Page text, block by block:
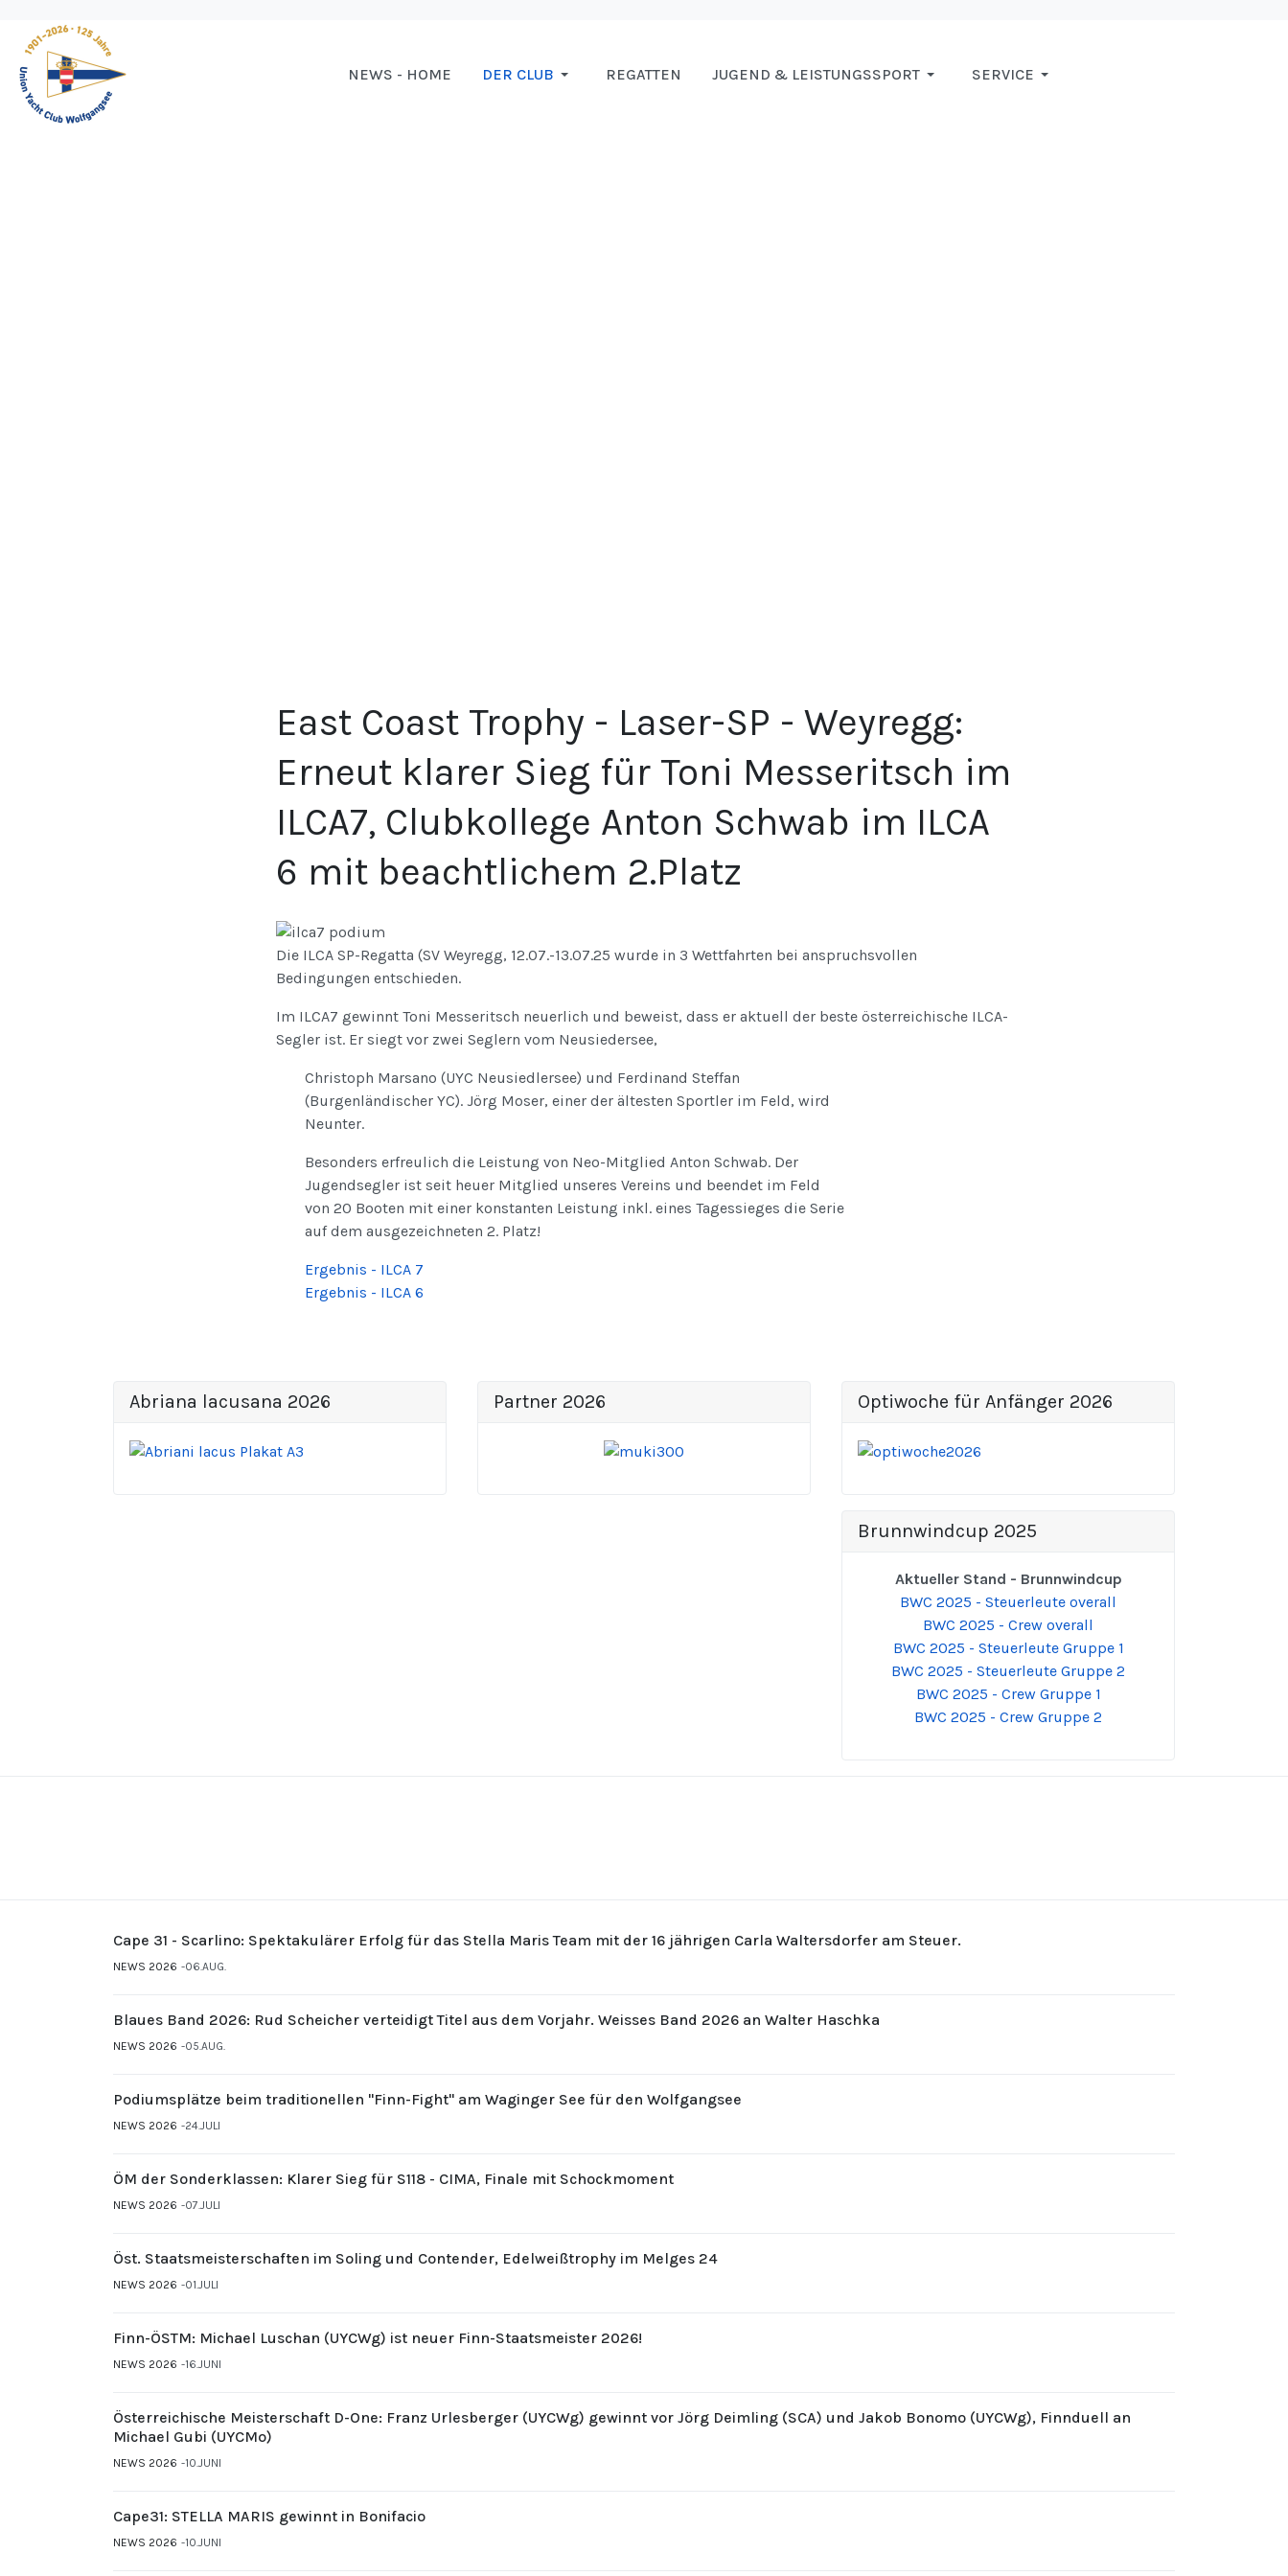
NEWS - HOME DER CLUB REGATTEN JUGEND & LEISTUNGSSPORT SERVICE
East Coast Trophy - Laser-SP - Weyregg:
Erneut klarer Sieg für Toni Messeritsch im
ILCA7, Clubkollege Anton Schwab im ILCA
6 mit beachtlichem 2.Platz
Die ILCA SP-Regatta (SV Weyregg, 12.07.-13.07.25 wurde in 3 Wettfahrten bei anspruchsvollen
Bedingungen entschieden.
Im ILCA7 gewinnt Toni Messeritsch neuerlich und beweist, dass er aktuell der beste österreichische ILCA-
Segler ist. Er siegt vor zwei Seglern vom Neusiedersee,
Christoph Marsano (UYC Neusiedlersee) und Ferdinand Steffan
(Burgenländischer YC). Jörg Moser, einer der ältesten Sportler im Feld, wird
Neunter.
Besonders erfreulich die Leistung von Neo-Mitglied Anton Schwab. Der
Jugendsegler ist seit heuer Mitglied unseres Vereins und beendet im Feld
von 20 Booten mit einer konstanten Leistung inkl. eines Tagessieges die Serie
auf dem ausgezeichneten 2. Platz!
Ergebnis - ILCA 7
Ergebnis - ILCA 6
Abriana lacusana 2026 Partner 2026 Optiwoche für Anfänger 2026
Brunnwindcup 2025
Aktueller Stand - Brunnwindcup
BWC 2025 - Steuerleute overall
BWC 2025 - Crew overall
BWC 2025 - Steuerleute Gruppe 1
BWC 2025 - Steuerleute Gruppe 2
BWC 2025 - Crew Gruppe 1
BWC 2025 - Crew Gruppe 2
Cape 31 - Scarlino: Spektakulärer Erfolg für das Stella Maris Team mit der 16 jährigen Carla Waltersdorfer am Steuer.
NEWS 2026 06.AUG.
Blaues Band 2026: Rud Scheicher verteidigt Titel aus dem Vorjahr. Weisses Band 2026 an Walter Haschka
NEWS 2026 05.AUG.
Podiumsplätze beim traditionellen "Finn-Fight" am Waginger See für den Wolfgangsee
NEWS 2026 24.JULI
ÖM der Sonderklassen: Klarer Sieg für S118 - CIMA, Finale mit Schockmoment
NEWS 2026 07.JULI
Öst. Staatsmeisterschaften im Soling und Contender, Edelweißtrophy im Melges 24
NEWS 2026 01.JULI
Finn-ÖSTM: Michael Luschan (UYCWg) ist neuer Finn-Staatsmeister 2026!
NEWS 2026 16.JUNI
Österreichische Meisterschaft D-One: Franz Urlesberger (UYCWg) gewinnt vor Jörg Deimling (SCA) und Jakob Bonomo (UYCWg), Finnduell an
Michael Gubi (UYCMo)
NEWS 2026 10.JUNI
Cape31: STELLA MARIS gewinnt in Bonifacio
NEWS 2026 10.JUNI